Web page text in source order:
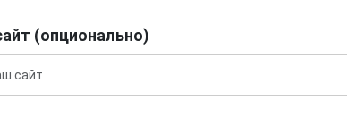
(опционально)